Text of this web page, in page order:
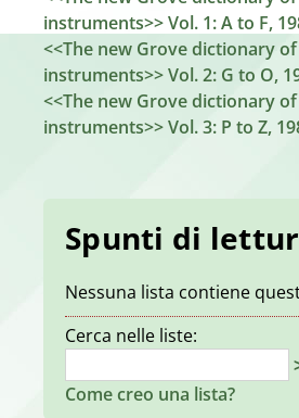
instruments>> Vol. 1: A to F,
<<The new Grove dictionary
instruments>> Vol. 2: G to O,
<<The new Grove dictionary
instruments>> Vol. 3: P to Z,
Spunti di
Nessuna lista contiene
Cerca nelle liste:
Come creo una lista?